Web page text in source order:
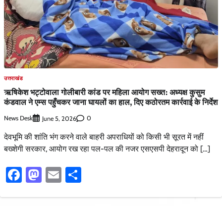
उत्तराखंड
​ऋषिकेश भट्टोवाला गोलीबारी कांड पर महिला आयोग सख्त: अध्यक्ष कुसुम
कंडवाल ने एम्स पहुँचकर जाना घायलों का हाल, दिए कठोरतम कार्रवाई के निर्देश
News Desk June 5, 2026 0
​देवभूमि की शांति भंग करने वाले बाहरी अपराधियों को किसी भी सूरत में नहीं
बख्शेगी सरकार, आयोग रख रहा पल-पल की नजर ​एसएसपी देहरादून को […]
Facebook
Mastodon
Email